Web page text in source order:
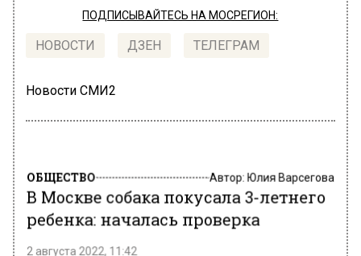
ПОДПИСЫВАЙТЕСЬ НА МОСРЕГИОН:
НОВОСТИ ДЗЕН ТЕЛЕГРАМ
Новости СМИ2
ОБЩЕСТВО Автор: Юлия Варсегова
В Москве собака покусала 3-летнего
ребенка: началась проверка
2 августа 2022, 11:42